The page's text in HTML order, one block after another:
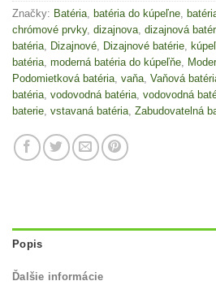
Značky: Batéria, batéria do kúpeľne,
chrómové prvky, dizajnova, dizajnová
batéria, Dizajnové, Dizajnové batérie,
batéria, moderná batéria do kúpeľňe,
Podomietková batéria, vaňa, Vaňová
batéria, vodovodná batéria, vodovodná
baterie, vstavaná batéria, Zabudovatelná
Popis
Ďalšie informácie